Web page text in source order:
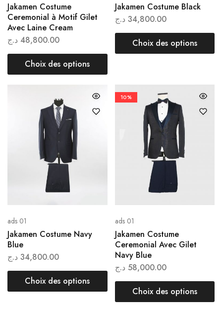
Jakamen Costume
Ceremonial à Motif Gilet
Avec Laine Cream
48,800.00 د.ج
Choix des options
Jakamen Costume Black
34,800.00 د.ج
Choix des options
ads 01
Jakamen Costume Navy
Blue
34,800.00 د.ج
Choix des options
10%
ads 01
Jakamen Costume
Ceremonial Avec Gilet
Navy Blue
58,000.00 د.ج
Choix des options